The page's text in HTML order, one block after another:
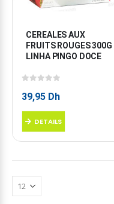
CEREALES AUX
FRUITS ROUGES 300G
LINHA PINGO DOCE
39,95 Dh
DETAILS